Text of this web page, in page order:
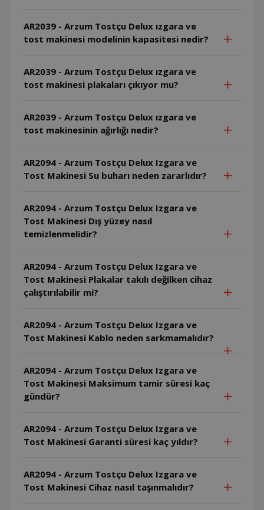
AR2039 - Arzum Tostçu Delux ızgara ve
tost makinesi modelinin kapasitesi nedir?
AR2039 - Arzum Tostçu Delux ızgara ve
tost makinesi plakaları çıkıyor mu?
AR2039 - Arzum Tostçu Delux ızgara ve
tost makinesinin ağırlığı nedir?
AR2094 - Arzum Tostçu Delux Izgara ve
Tost Makinesi Su buharı neden zararlıdır?
AR2094 - Arzum Tostçu Delux Izgara ve
Tost Makinesi Dış yüzey nasıl
temizlenmelidir?
AR2094 - Arzum Tostçu Delux Izgara ve
Tost Makinesi Plakalar takılı değilken cihaz
çalıştırılabilir mi?
AR2094 - Arzum Tostçu Delux Izgara ve
Tost Makinesi Kablo neden sarkmamalıdır?
AR2094 - Arzum Tostçu Delux Izgara ve
Tost Makinesi Maksimum tamir süresi kaç
gündür?
AR2094 - Arzum Tostçu Delux Izgara ve
Tost Makinesi Garanti süresi kaç yıldır?
AR2094 - Arzum Tostçu Delux Izgara ve
Tost Makinesi Cihaz nasıl taşınmalıdır?